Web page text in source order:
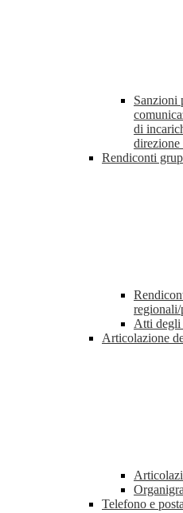
Sanzioni
di
Rendiconti
Atti degli
Articolazione
Telefono e